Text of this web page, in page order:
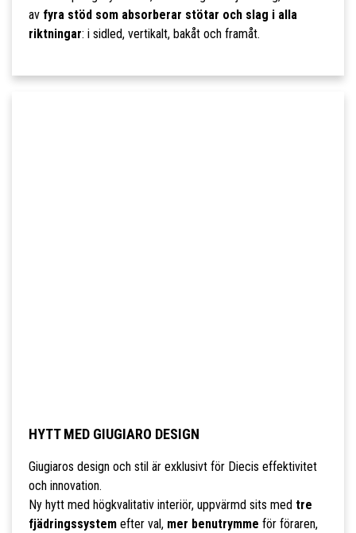
av fyra stöd som absorberar stötar och slag i alla
riktningar: i sidled, vertikalt, bakåt och framåt.
HYTT MED GIUGIARO DESIGN
Giugiaros design och stil är exklusivt för Diecis effektivitet
och innovation.
Ny hytt med högkvalitativ interiör, uppvärmd sits med tre
fjädringssystemefter val, mer benutrymme för föraren,